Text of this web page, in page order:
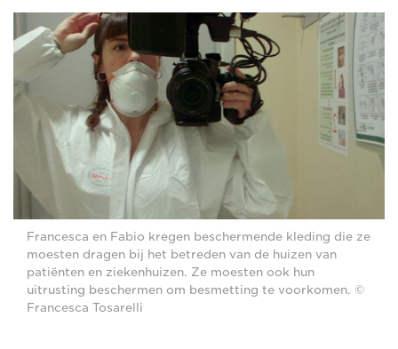
Francesca en Fabio kregen beschermende kleding die ze
moesten dragen bij het betreden van de huizen van
patiënten en ziekenhuizen. Ze moesten ook hun
uitrusting beschermen om besmetting te voorkomen. ©
Francesca Tosarelli